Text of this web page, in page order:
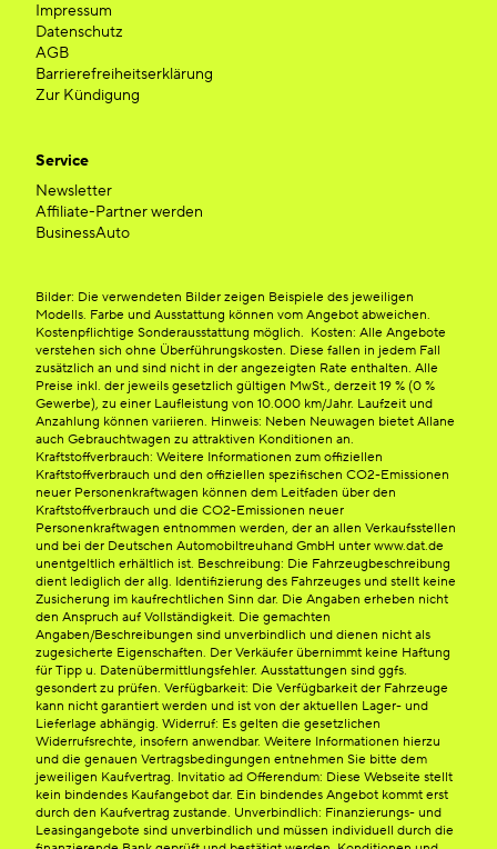
Impressum
Datenschutz
AGB
Barrierefreiheitserklärung
Zur Kündigung
Service
Newsletter
Affiliate-Partner werden
BusinessAuto
Bilder: Die verwendeten Bilder zeigen Beispiele des jeweiligen
Modells. Farbe und Ausstattung können vom Angebot abweichen.
Kostenpflichtige Sonderausstattung möglich. Kosten: Alle Angebote
verstehen sich ohne Überführungskosten. Diese fallen in jedem Fall
zusätzlich an und sind nicht in der angezeigten Rate enthalten. Alle
Preise inkl. der jeweils gesetzlich gültigen MwSt., derzeit 19 % (0 %
Gewerbe), zu einer Laufleistung von 10.000 km/Jahr. Laufzeit und
Anzahlung können variieren. Hinweis: Neben Neuwagen bietet Allane
auch Gebrauchtwagen zu attraktiven Konditionen an.
Kraftstoffverbrauch: Weitere Informationen zum offiziellen
Kraftstoffverbrauch und den offiziellen spezifischen CO2-Emissionen
neuer Personenkraftwagen können dem Leitfaden über den
Kraftstoffverbrauch und die CO2-Emissionen neuer
Personenkraftwagen entnommen werden, der an allen Verkaufsstellen
und bei der Deutschen Automobiltreuhand GmbH unter www.dat.de
unentgeltlich erhältlich ist. Beschreibung: Die Fahrzeugbeschreibung
dient lediglich der allg. Identifizierung des Fahrzeuges und stellt keine
Zusicherung im kaufrechtlichen Sinn dar. Die Angaben erheben nicht
den Anspruch auf Vollständigkeit. Die gemachten
Angaben/Beschreibungen sind unverbindlich und dienen nicht als
zugesicherte Eigenschaften. Der Verkäufer übernimmt keine Haftung
für Tipp u. Datenübermittlungsfehler. Ausstattungen sind ggfs.
gesondert zu prüfen. Verfügbarkeit: Die Verfügbarkeit der Fahrzeuge
kann nicht garantiert werden und ist von der aktuellen Lager- und
Lieferlage abhängig. Widerruf: Es gelten die gesetzlichen
Widerrufsrechte, insofern anwendbar. Weitere Informationen hierzu
und die genauen Vertragsbedingungen entnehmen Sie bitte dem
jeweiligen Kaufvertrag. Invitatio ad Offerendum: Diese Webseite stellt
kein bindendes Kaufangebot dar. Ein bindendes Angebot kommt erst
durch den Kaufvertrag zustande. Unverbindlich: Finanzierungs- und
Leasingangebote sind unverbindlich und müssen individuell durch die